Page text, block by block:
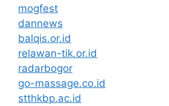
mogfest
dannews
balqis.or.id
relawan-tik.or.id
radarbogor
go-massage.co.id
stthkbp.ac.id